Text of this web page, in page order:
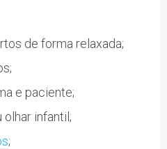
de forma relaxada;
e paciente;
olhar infantil;
;